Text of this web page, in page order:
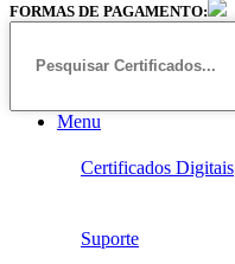
FORMAS DE PAGAMENTO:
Menu
Certificados Digitais
Suporte